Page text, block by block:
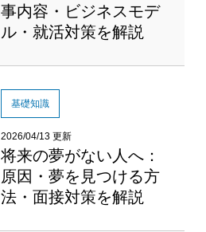
事内容・ビジネスモデ
ル・就活対策を解説
基礎知識
2026/04/13 更新
将来の夢がない人へ：
原因・夢を見つける方
法・面接対策を解説